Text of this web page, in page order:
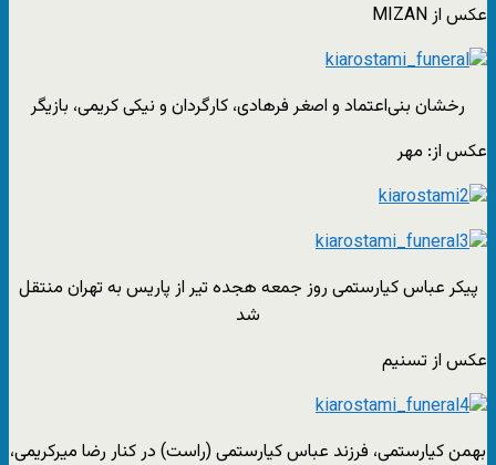
عکس از MIZAN
رخشان بنی‌اعتماد و اصغر فرهادی، کارگردان و نیکی کریمی، بازیگر
عکس از: مهر
پیکر عباس کیارستمی روز جمعه هجده تیر از پاریس به تهران منتقل
شد
عکس از تسنیم
بهمن کیارستمی، فرزند عباس کیارستمی (راست) در کنار رضا میرکریمی،